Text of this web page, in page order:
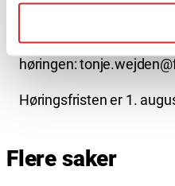
Ta kontakt med rådgiver
du jobber i feltet og har
høringen:
Høringsfristen er 1.
Flere saker